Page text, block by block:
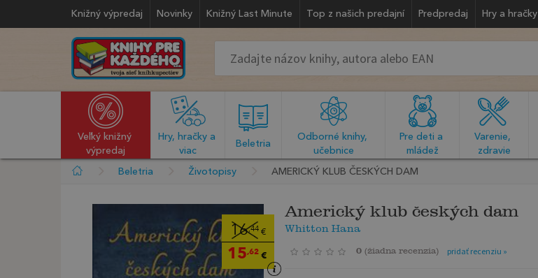
Knižný výpredaj Novinky Knižný Last Minute Top z našich predajní Predpredaj Hry a hračky
Veľký knižný
výpredaj
Hry, hračky a
viac
Beletria
Odborné knihy,
učebnice
Pre deti a
mládež
Varenie,
zdravie
Beletria Životopisy AMERICKÝ KLUB ČESKÝCH DAM
16,44 €
15,62 €
Americký klub českých dam
Whitton Hana
0 (žiadna recenzia) pridať recenziu »